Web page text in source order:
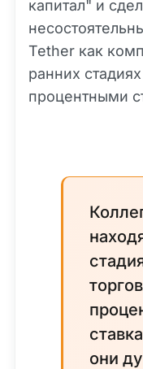
капитал" и
Tether как
ранних
процентными
они